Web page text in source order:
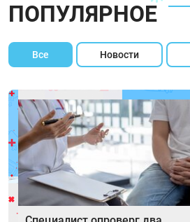
ПОПУЛЯРНОЕ
Все Новости